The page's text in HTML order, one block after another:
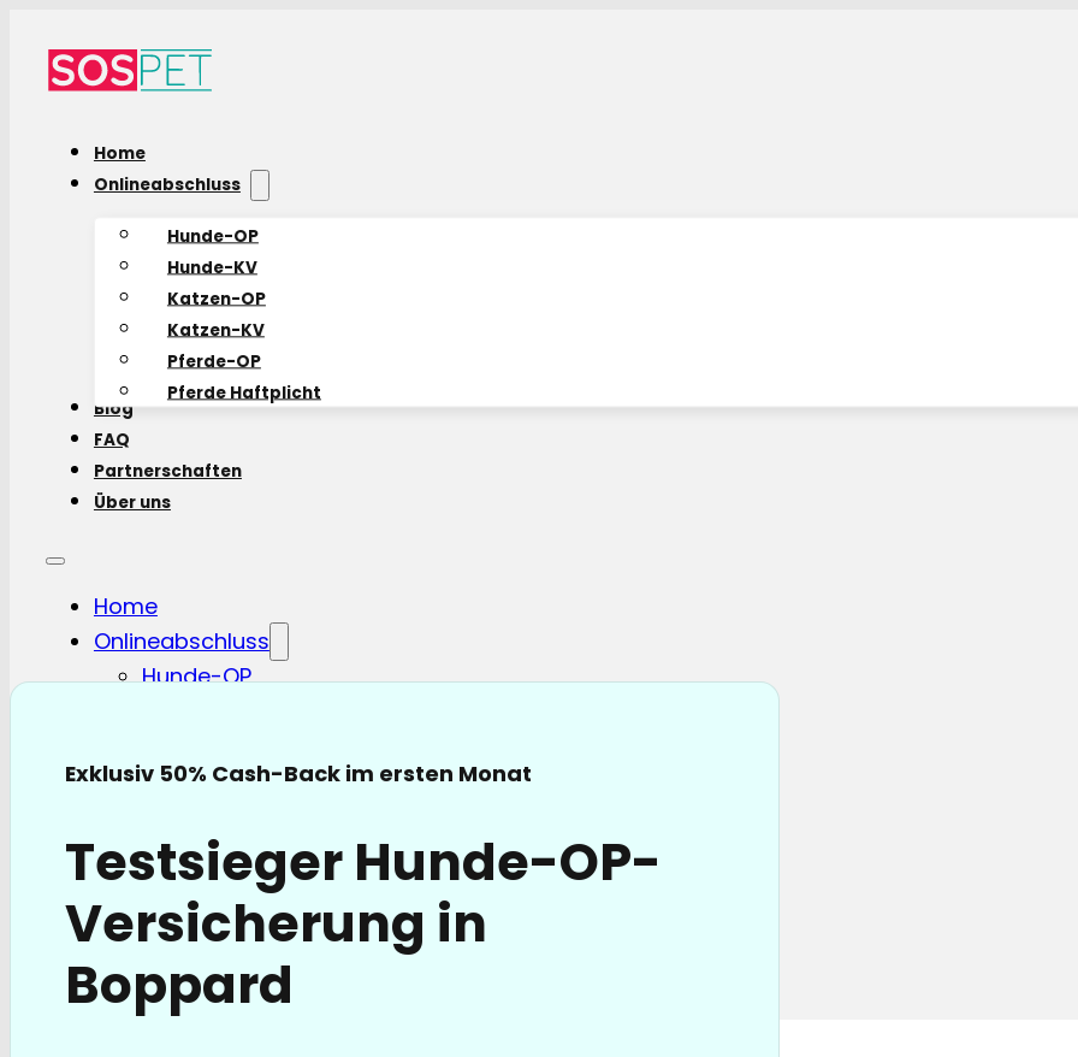
Home
Onlineabschluss
Hunde-OP
Hunde-KV
Katzen-OP
Katzen-KV
Pferde-OP
Pferde Haftplicht
Blog
FAQ
Partnerschaften
Über uns
Home
Onlineabschluss
Hunde-OP
Katzen-KV
Pferde Haftplicht
Blog
Partnerschaften
Exklusiv 50% Cash-Back im ersten Monat
Testsieger Hunde-OP-
Versicherung in
Boppard